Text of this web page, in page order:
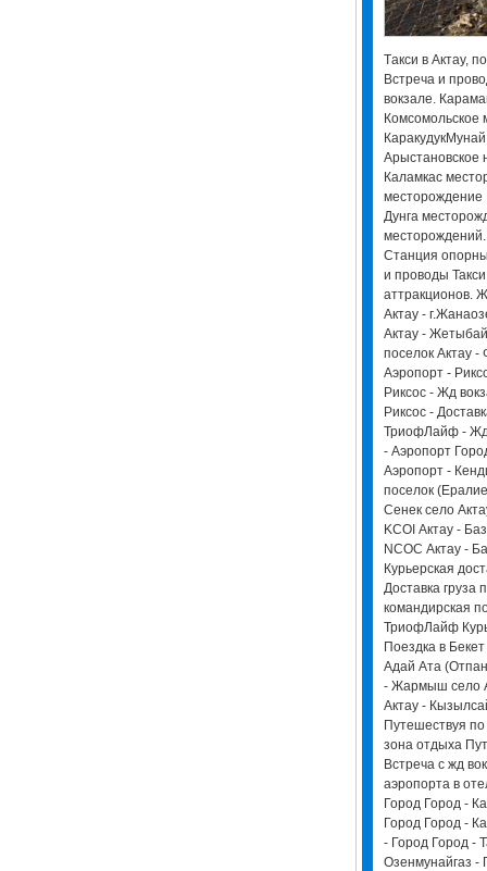
Tакси в Актау,
Встреча и
вокзале.
Комсомольское
Арыстановское
Каламкас
месторождение
Дунга
месторождений.
Станция
и проводы
аттракционов.
Актау -
Актау -
поселок Актау -
Аэропорт -
Риксос - Жд
Риксос -
ТриофЛайф - Жд
- Аэропорт
Аэропорт -
поселок
Сенек село
KCOI Актау -
NCOC Актау -
Курьерская
Доставка груза
командирская
ТриофЛайф
Поездка в
Адай Ата
- Жармыш cело
Актау -
Путешествуя
зона отдыха
Встреча с жд
аэропорта в
Город Город -
Город Город -
- Город Город -
Озенмунайгаз -